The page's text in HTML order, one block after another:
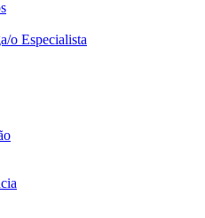
o Especialista